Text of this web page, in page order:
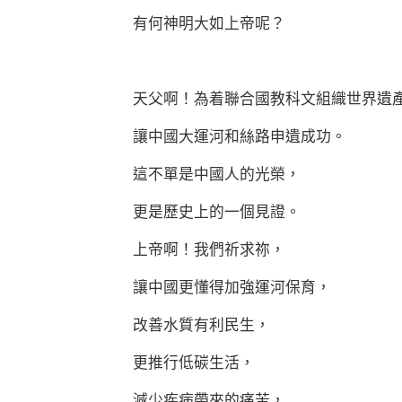
有何神明大如上帝呢？
天父啊！為着聯合國教科文組織世界遺
讓中國大運河和絲路申遺成功。
這不單是中國人的光榮，
更是歷史上的一個見證。
上帝啊！我們祈求祢，
讓中國更懂得加強運河保育，
改善水質有利民生，
更推行低碳生活，